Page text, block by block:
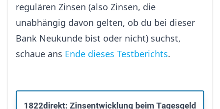
regulären Zinsen (also Zinsen, die
unabhängig davon gelten, ob du bei dieser
Bank Neukunde bist oder nicht) suchst,
schaue ans Ende dieses Testberichts.